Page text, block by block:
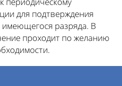
для подтверждения
разряда. В
проходит по желанию